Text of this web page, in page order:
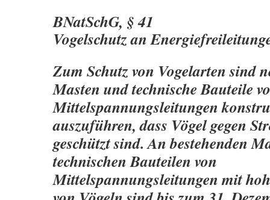
BNatSchG, § 41
Vogelschutz an
Zum Schutz von Vogelarten sind
Masten und technische Bauteile
Mittelspannungsleitungen
auszuführen, dass Vögel gegen
geschützt sind. An bestehenden
technischen Bauteilen von
Mittelspannungsleitungen mit